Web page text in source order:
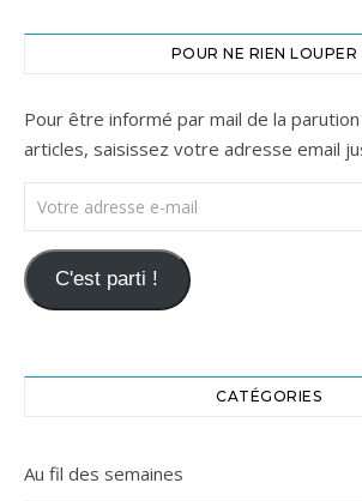
POUR NE RIEN LOUPER
Pour être informé par mail de la
articles, saisissez votre adresse email
Votre adresse e-mail
C'est parti !
CATÉGORIES
Au fil des semaines